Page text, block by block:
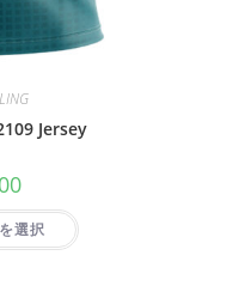
Jersey
選択